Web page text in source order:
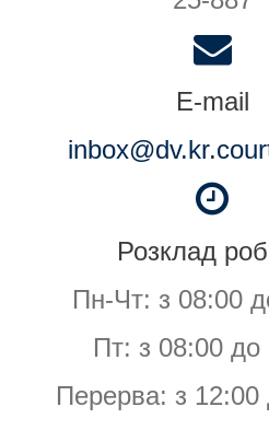
E-mail
Розклад
Пн-Чт: з 08:00
Пт: з 08:00 до
Перерва: з 12:00